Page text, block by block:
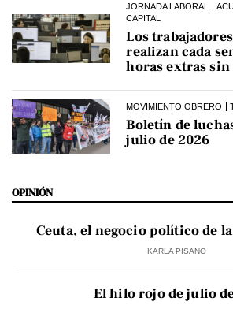
JORNADA LABORAL
CAPITAL
Los
realizan cada
horas extras
MOVIMIENTO OBRERO
Boletín de
julio de 2026
OPINIÓN
Ceuta, el negocio político de
KARLA PISANO
El hilo rojo de julio